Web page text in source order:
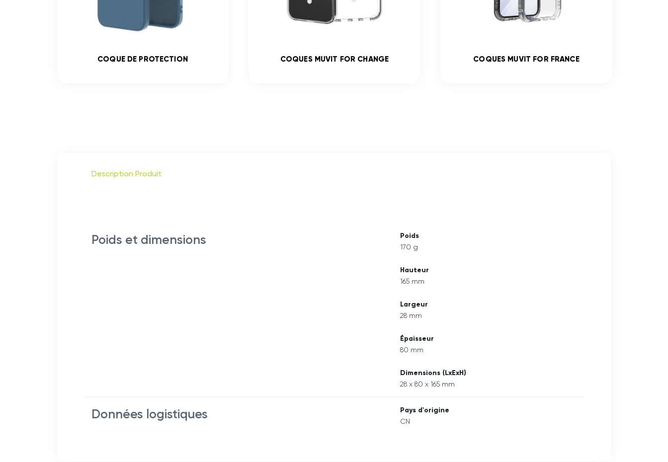
COQUE DE PROTECTION COQUES MUVIT FOR CHANGE COQUES MUVIT FOR FRANCE
Description Produit
Poids et dimensions Poids
170 g
Hauteur
165 mm
Largeur
28 mm
Épaisseur
80 mm
Dimensions (LxExH)
28 x 80 x 165 mm
Données logistiques Pays d'origine
CN